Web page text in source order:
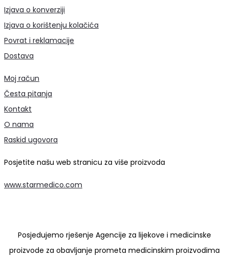
Izjava o konverziji
Izjava o korištenju kolačića
Povrat i reklamacije
Dostava
Moj račun
Česta pitanja
Kontakt
O nama
Raskid ugovora
Posjetite našu web stranicu za više proizvoda
www.starmedico.com
Posjedujemo rješenje Agencije za lijekove i medicinske
proizvode za obavljanje prometa medicinskim proizvodima